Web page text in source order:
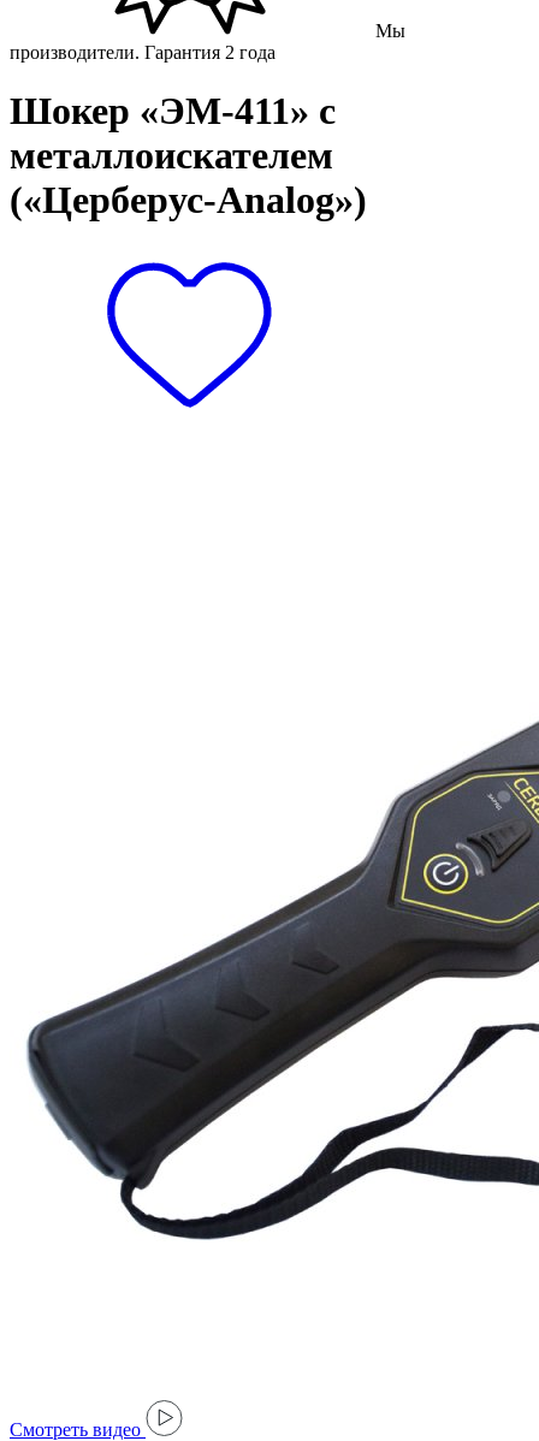
Мы
производители. Гарантия 2 года
Шокер «ЭМ-411» с
металлоискателем
(«Цeрберус-Analog»)
Cмотреть видео